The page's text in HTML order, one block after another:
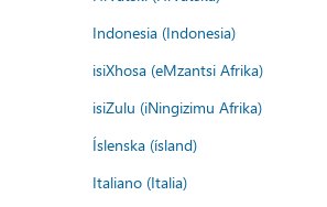
Indonesia (Indonesia)
isiXhosa (eMzantsi Afrika)
isiZulu (iNingizimu Afrika)
Íslenska (ísland)
Italiano (Italia)